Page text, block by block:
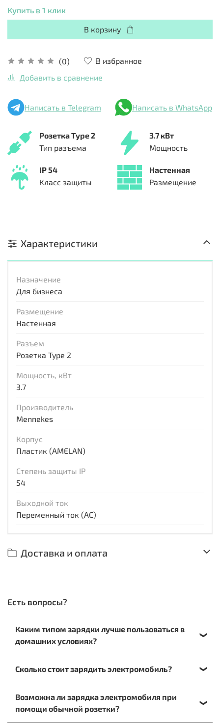
(0)
В избранное
Добавить в сравнение
Купить в 1 клик
В корзину
Настенная
Размещение
Розетка Type 2
Тип разъема
3.7 кВт
Мощность
IP 54
Класс защиты
Написать в Telegram Написать в WhatsApp
Характеристики
Назначение
Для бизнеса
Размещение
Настенная
Разъем
Розетка Type 2
Мощность, кВт
3.7
Производитель
Mennekes
Корпус
Пластик (AMELAN)
Степень защиты IP
54
Выходной ток
Переменный ток (AC)
Доставка и оплата
Есть вопросы?
Каким типом зарядки лучше пользоваться в
домашних условиях?
медленному варианту. Или воспользоваться
кабелем, который подключается к обычной
электрической розетке.
Сколько стоит зарядить электромобиль?
условиях вам необходимо знать емкость батареи
вашего электромобиля и дневной/ночной тариф
Возможна ли зарядка электромобиля при
помощи обычной розетки?